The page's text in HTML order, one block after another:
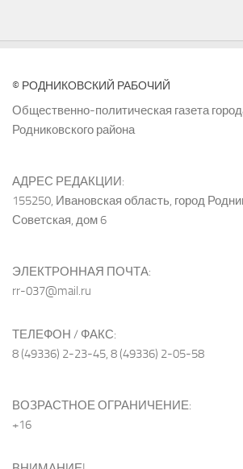
© РОДНИКОВСКИЙ РАБОЧИЙ
Общественно-политическая газета
Родниковского района
АДРЕС РЕДАКЦИИ:
155250, Ивановская область, город
Советская, дом 6
ЭЛЕКТРОННАЯ ПОЧТА:
rr-037@mail.ru
ТЕЛЕФОН / ФАКС:
8 (49336) 2-23-45, 8 (49336) 2-05-58
ВОЗРАСТНОЕ ОГРАНИЧЕНИЕ:
+16